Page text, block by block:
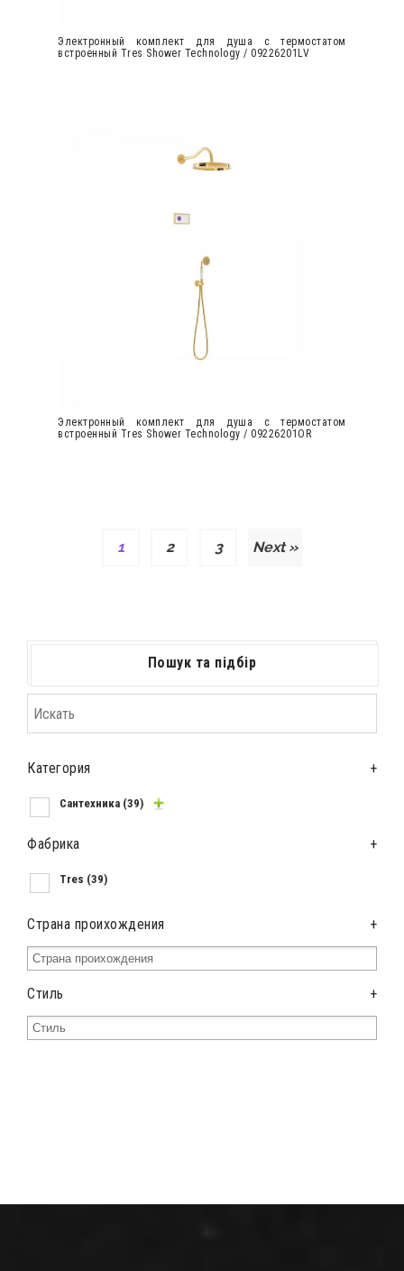
Электронный комплект для душа с термостатом
встроенный Tres Shower Technology / 09226201LV
Электронный комплект для душа с термостатом
встроенный Tres Shower Technology / 09226201OR
1 2 3 Next »
Пошук та підбір
Категория +
Сантехника (39)
Фабрика +
Tres (39)
Страна проихождения +
Стиль +